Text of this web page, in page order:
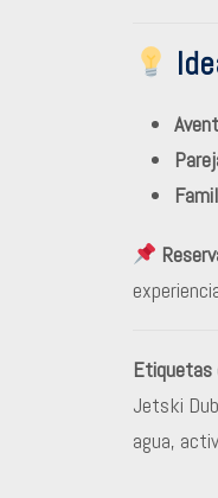
Etiquetas
Jetski
agua,